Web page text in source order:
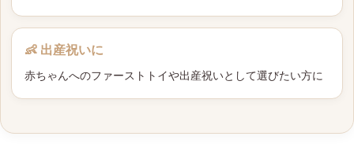
👶 出産祝いに
赤ちゃんへのファーストトイや出産祝いとして選びたい方に